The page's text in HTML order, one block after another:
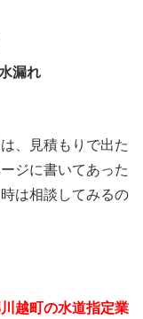
漏れ
、見積もりで出た
ジに書いてあった
は相談してみるの
越町の水道指定業